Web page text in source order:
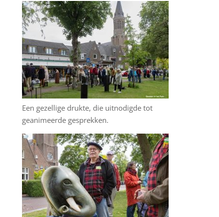
Een gezellige drukte, die uitnodigde tot
geanimeerde gesprekken.